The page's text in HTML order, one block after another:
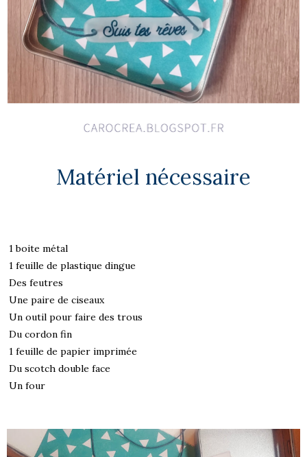
Matériel nécessaire
1 boite métal
1 feuille de plastique dingue
Des feutres
Une paire de ciseaux
Un outil pour faire des trous
Du cordon fin
1 feuille de papier imprimée
Du scotch double face
Un four